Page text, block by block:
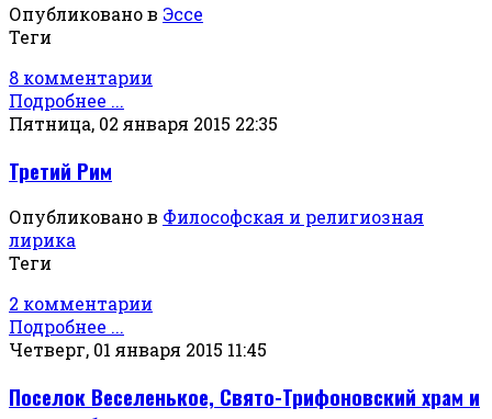
Опубликовано в Эссе
Теги
8 комментарии
Подробнее ...
Пятница, 02 января 2015 22:35
Третий Рим
Опубликовано в Философская и религиозная
лирика
Теги
2 комментарии
Подробнее ...
Четверг, 01 января 2015 11:45
Поселок Веселенькое, Свято-Трифоновский храм и